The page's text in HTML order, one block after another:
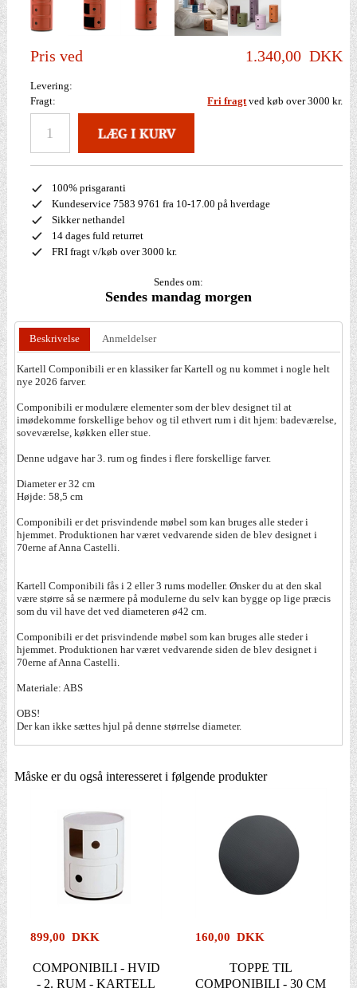
Pris ved 1.340,00 DKK
Levering:
Fragt:
Fri fragtved køb over 3000 kr.
100% prisgaranti
Kundeservice 7583 9761 fra 10-17.00 på hverdage
Sikker nethandel
14 dages fuld returret
FRI fragt v/køb over 3000 kr.
Sendes om:
Sendes mandag morgen
Beskrivelse Anmeldelser
Kartell Componibili er en klassiker far Kartell og nu kommet i nogle helt
nye 2026 farver.
Componibili er modulære elementer som der blev designet til at
imødekomme forskellige behov og til ethvert rum i dit hjem: badeværelse,
soveværelse, køkken eller stue.
Denne udgave har 3. rum og findes i flere forskellige farver.
Diameter er 32 cm
Højde: 58,5 cm
Componibili er det prisvindende møbel som kan bruges alle steder i
hjemmet. Produktionen har været vedvarende siden de blev designet i
70erne af Anna Castelli.
Kartell Componibili fås i 2 eller 3 rums modeller. Ønsker du at den skal
være større så se nærmere på modulerne du selv kan bygge op lige præcis
som du vil have det ved diameteren ø42 cm.
Componibili er det prisvindende møbel som kan bruges alle steder i
hjemmet. Produktionen har været vedvarende siden de blev designet i
70erne af Anna Castelli.
Materiale: ABS
OBS!
Der kan ikke sættes hjul på denne størrelse diameter.
Måske er du også interesseret i følgende produkter
899,00 DKK
COMPONIBILI - HVID
- 2. RUM - KARTELL
160,00 DKK
TOPPE TIL
COMPONIBILI - 30 CM